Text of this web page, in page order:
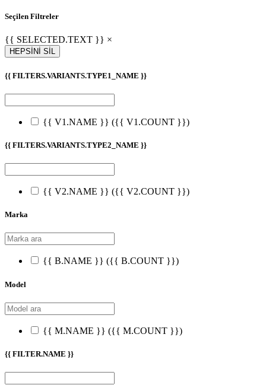
Seçilen Filtreler
{{ SELECTED.TEXT }} ×
HEPSİNİ SİL
{{ FILTERS.VARIANTS.TYPE1_NAME }}
{{ V1.NAME }} ({{ V1.COUNT }})
{{ FILTERS.VARIANTS.TYPE2_NAME }}
{{ V2.NAME }} ({{ V2.COUNT }})
Marka
{{ B.NAME }} ({{ B.COUNT }})
Model
{{ M.NAME }} ({{ M.COUNT }})
{{ FILTER.NAME }}